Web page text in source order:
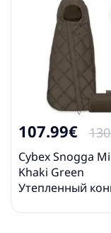
107.99€
Cybex Snogga
Khaki Green
Утепленный